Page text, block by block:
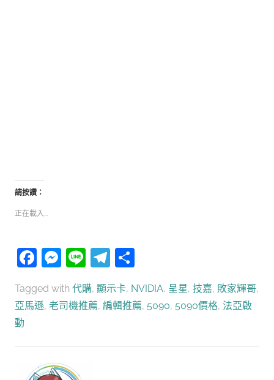
請按讚：
正在載入...
Facebook
Messenger
LineTelegram
Tagged with 代購, 顯示卡, NVIDIA, 呈星, 技嘉, 敗家輝哥,
亞馬遜, 老司機推薦, 編輯推薦, 5090, 5090價格, 法亞啟
動